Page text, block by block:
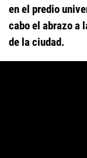
en el predio
cabo el abrazo a
de la ciudad.